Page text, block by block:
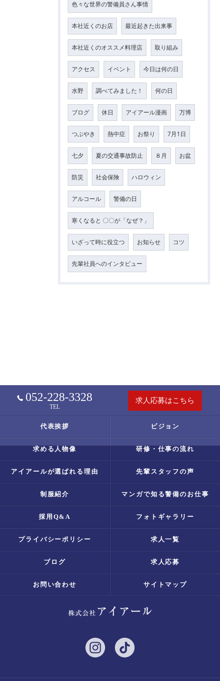
色々な世界の警備員さん事情
本社近くのお店 最近起きた出来事
本社近くのオススメ料理店 取り組み
アクセス イベント 今日は何の日
水野 調べてみました！ 何の日
ブログ 休日 アイアール漫画 万博
つぶやき 熱中症 お祭り 7月1日
七夕 夏の交通事故防止 ８月 お盆
防災 社会保険 ハロウィン
アルコール 警備の日
寒くなると 〇〇が「なぜ？」
いざって時に役立つ お知らせ コツ
先輩社員へのインタビュー
052-228-3328
TEL
求人応募はこちら
代表挨拶 ビジョン
求める人物像 研修・仕事の流れ
アイアールが選ばれる理由 先輩スタッフの声
制服紹介 マンガで知る警備のお仕事
採用Q&A フォトギャラリー
プライバシーポリシー 求人一覧
ブログ 求人応募
お問い合わせ サイトマップ